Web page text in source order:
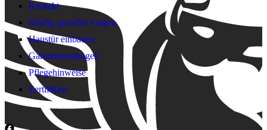
Kontakt
Häufig gestellte Fragen
Haustür einbauen
Garantieleistungen
Pflegehinweise
Zertifikate